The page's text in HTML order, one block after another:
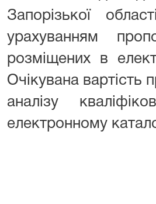
Запорізької
урахуванням
розміщених в
Очікувана вартість
аналізу
електронному